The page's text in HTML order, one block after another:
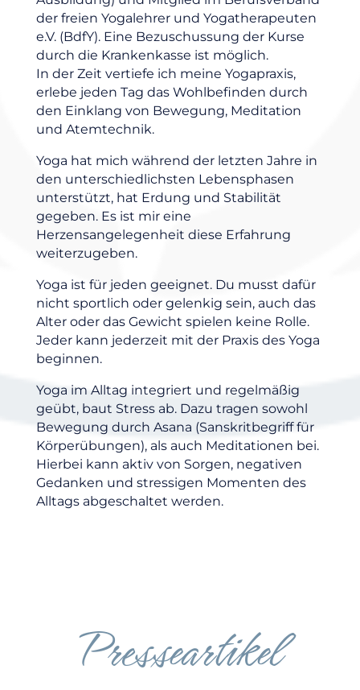
der freien Yogalehrer und Yogatherapeuten
e.V. (BdfY). Eine Bezuschussung der Kurse
durch die Krankenkasse ist möglich.
In der Zeit vertiefe ich meine Yogapraxis,
erlebe jeden Tag das Wohlbefinden durch
den Einklang von Bewegung, Meditation
und Atemtechnik.
Yoga hat mich während der letzten Jahre in
den unterschiedlichsten Lebensphasen
unterstützt, hat Erdung und Stabilität
gegeben. Es ist mir eine
Herzensangelegenheit diese Erfahrung
weiterzugeben.
Yoga ist für jeden geeignet. Du musst dafür
nicht sportlich oder gelenkig sein, auch das
Alter oder das Gewicht spielen keine Rolle.
Jeder kann jederzeit mit der Praxis des Yoga
beginnen.
Yoga im Alltag integriert und regelmäßig
geübt, baut Stress ab. Dazu tragen sowohl
Bewegung durch Asana (Sanskritbegriff für
Körperübungen), als auch Meditationen bei.
Hierbei kann aktiv von Sorgen, negativen
Gedanken und stressigen Momenten des
Alltags abgeschaltet werden.
Presseartikel